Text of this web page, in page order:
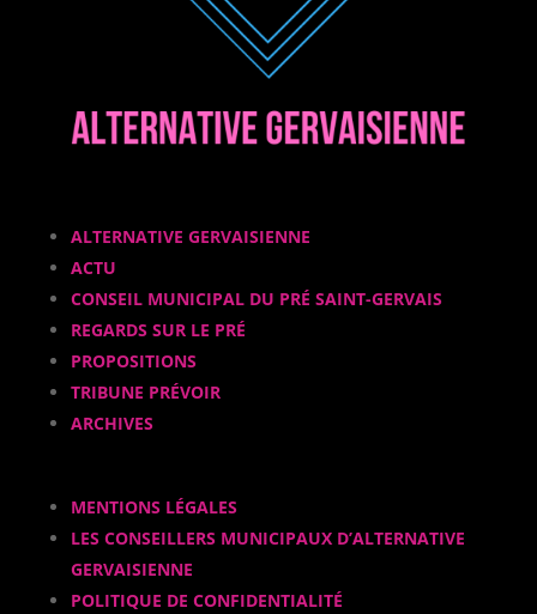
ALTERNATIVE GERVAISIENNE
ACTU
CONSEIL MUNICIPAL DU PRÉ SAINT-GERVAIS
REGARDS SUR LE PRÉ
PROPOSITIONS
TRIBUNE PRÉVOIR
ARCHIVES
MENTIONS LÉGALES
LES CONSEILLERS MUNICIPAUX D’ALTERNATIVE
GERVAISIENNE
POLITIQUE DE CONFIDENTIALITÉ